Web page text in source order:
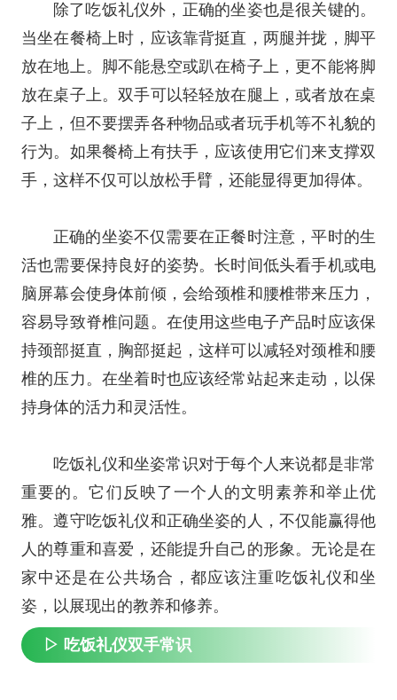
除了吃饭礼仪外，正确的坐姿也是很关键的。
当坐在餐椅上时，应该靠背挺直，两腿并拢，脚平
放在地上。脚不能悬空或趴在椅子上，更不能将脚
放在桌子上。双手可以轻轻放在腿上，或者放在桌
子上，但不要摆弄各种物品或者玩手机等不礼貌的
行为。如果餐椅上有扶手，应该使用它们来支撑双
手，这样不仅可以放松手臂，还能显得更加得体。
正确的坐姿不仅需要在正餐时注意，平时的生
活也需要保持良好的姿势。长时间低头看手机或电
脑屏幕会使身体前倾，会给颈椎和腰椎带来压力，
容易导致脊椎问题。在使用这些电子产品时应该保
持颈部挺直，胸部挺起，这样可以减轻对颈椎和腰
椎的压力。在坐着时也应该经常站起来走动，以保
持身体的活力和灵活性。
吃饭礼仪和坐姿常识对于每个人来说都是非常
重要的。它们反映了一个人的文明素养和举止优
雅。遵守吃饭礼仪和正确坐姿的人，不仅能赢得他
人的尊重和喜爱，还能提升自己的形象。无论是在
家中还是在公共场合，都应该注重吃饭礼仪和坐
姿，以展现出的教养和修养。
▷ 吃饭礼仪双手常识